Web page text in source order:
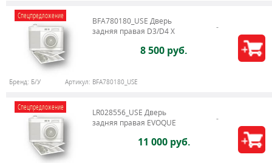
Спецпредложение
BFA780180_USE Дверь
задняя правая D3/D4 X
8 500 руб.
Бренд: Б/У Артикул: BFA780180_USE
Спецпредложение
LR028556_USE Дверь
задняя правая EVOQUE
11 000 руб.